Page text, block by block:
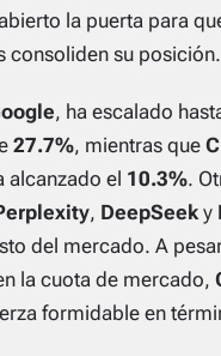
la puerta para
consoliden su posición.
, ha escalado
27.7%, mientras que
alcanzado el 10.3%.
, DeepSeek y
del mercado. A
la cuota de mercado,
formidable en